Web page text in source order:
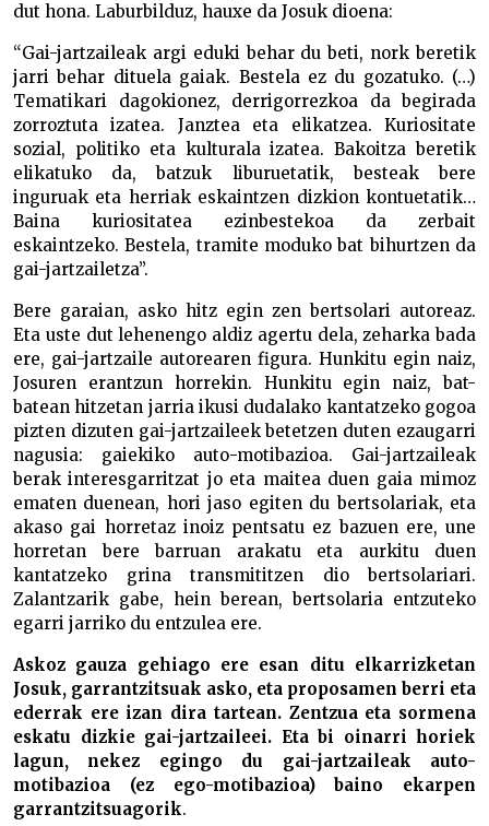
dut hona. Laburbilduz, hauxe da Josuk dioena:
“Gai-jartzaileak argi eduki behar du beti, nork beretik
jarri behar dituela gaiak. Bestela ez du gozatuko. (…)
Tematikari dagokionez, derrigorrezkoa da begirada
zorroztuta izatea. Janztea eta elikatzea. Kuriositate
sozial, politiko eta kulturala izatea. Bakoitza beretik
elikatuko da, batzuk liburuetatik, besteak bere
inguruak eta herriak eskaintzen dizkion kontuetatik…
Baina kuriositatea ezinbestekoa da zerbait
eskaintzeko. Bestela, tramite moduko bat bihurtzen da
gai-jartzailetza”.
Bere garaian, asko hitz egin zen bertsolari autoreaz.
Eta uste dut lehenengo aldiz agertu dela, zeharka bada
ere, gai-jartzaile autorearen figura. Hunkitu egin naiz,
Josuren erantzun horrekin. Hunkitu egin naiz, bat-
batean hitzetan jarria ikusi dudalako kantatzeko gogoa
pizten dizuten gai-jartzaileek betetzen duten ezaugarri
nagusia: gaiekiko auto-motibazioa. Gai-jartzaileak
berak interesgarritzat jo eta maitea duen gaia mimoz
ematen duenean, hori jaso egiten du bertsolariak, eta
akaso gai horretaz inoiz pentsatu ez bazuen ere, une
horretan bere barruan arakatu eta aurkitu duen
kantatzeko grina transmititzen dio bertsolariari.
Zalantzarik gabe, hein berean, bertsolaria entzuteko
egarri jarriko du entzulea ere.
Askoz gauza gehiago ere esan ditu elkarrizketan
Josuk, garrantzitsuak asko, eta proposamen berri eta
ederrak ere izan dira tartean. Zentzua eta sormena
eskatu dizkie gai-jartzaileei. Eta bi oinarri horiek
lagun, nekez egingo du gai-jartzaileak auto-
motibazioa (ez ego-motibazioa) baino ekarpen
garrantzitsuagorik.